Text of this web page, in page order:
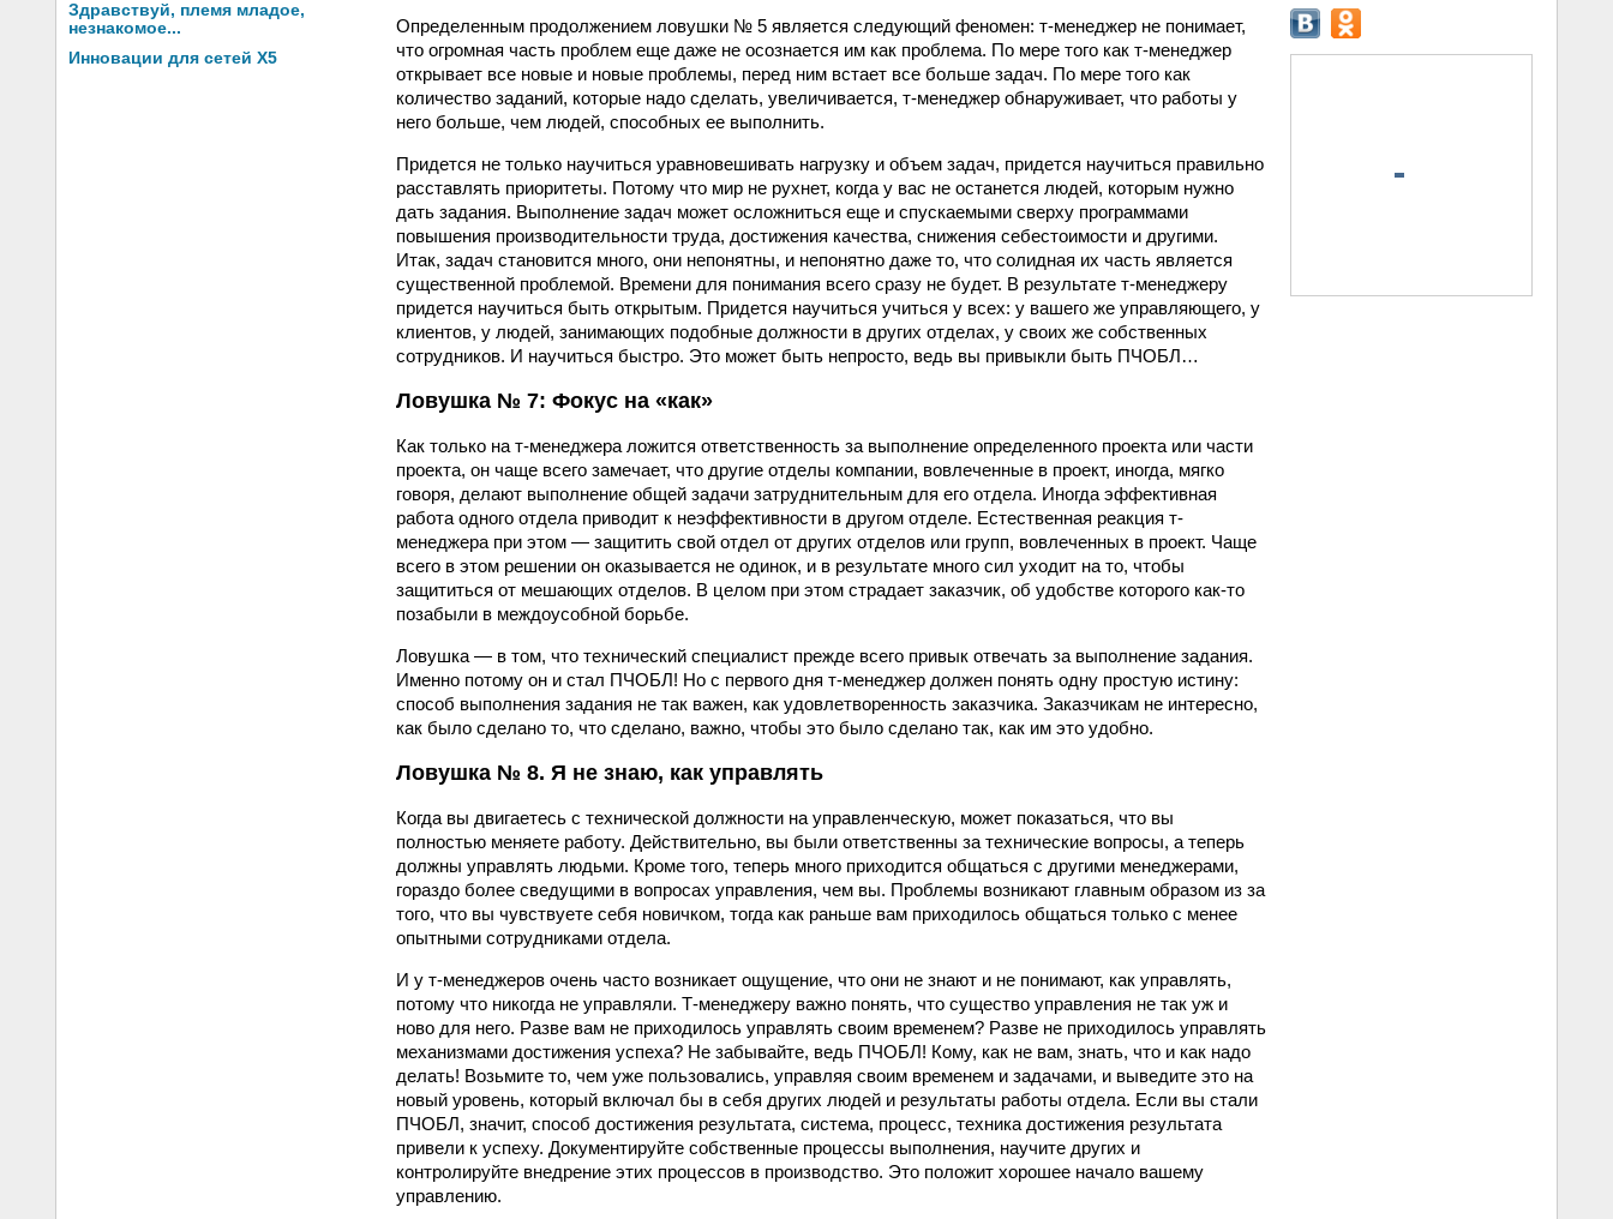
Здравствуй, племя младое,
незнакомое...
Инновации для сетей X5
Определенным продолжением ловушки № 5 является следующий феномен: т-менеджер не понимает,
что огромная часть проблем еще даже не осознается им как проблема. По мере того как т-менеджер
открывает все новые и новые проблемы, перед ним встает все больше задач. По мере того как
количество заданий, которые надо сделать, увеличивается, т-менеджер обнаруживает, что работы у
него больше, чем людей, способных ее выполнить.
Придется не только научиться уравновешивать нагрузку и объем задач, придется научиться правильно
расставлять приоритеты. Потому что мир не рухнет, когда у вас не останется людей, которым нужно
дать задания. Выполнение задач может осложниться еще и спускаемыми сверху программами
повышения производительности труда, достижения качества, снижения себестоимости и другими.
Итак, задач становится много, они непонятны, и непонятно даже то, что солидная их часть является
существенной проблемой. Времени для понимания всего сразу не будет. В результате т-менеджеру
придется научиться быть открытым. Придется научиться учиться у всех: у вашего же управляющего, у
клиентов, у людей, занимающих подобные должности в других отделах, у своих же собственных
сотрудников. И научиться быстро. Это может быть непросто, ведь вы привыкли быть ПЧОБЛ…
Ловушка № 7: Фокус на «как»
Как только на т-менеджера ложится ответственность за выполнение определенного проекта или части
проекта, он чаще всего замечает, что другие отделы компании, вовлеченные в проект, иногда, мягко
говоря, делают выполнение общей задачи затруднительным для его отдела. Иногда эффективная
работа одного отдела приводит к неэффективности в другом отделе. Естественная реакция т-
менеджера при этом — защитить свой отдел от других отделов или групп, вовлеченных в проект. Чаще
всего в этом решении он оказывается не одинок, и в результате много сил уходит на то, чтобы
защититься от мешающих отделов. В целом при этом страдает заказчик, об удобстве которого как-то
позабыли в междоусобной борьбе.
Ловушка — в том, что технический специалист прежде всего привык отвечать за выполнение задания.
Именно потому он и стал ПЧОБЛ! Но с первого дня т-менеджер должен понять одну простую истину:
способ выполнения задания не так важен, как удовлетворенность заказчика. Заказчикам не интересно,
как было сделано то, что сделано, важно, чтобы это было сделано так, как им это удобно.
Ловушка № 8. Я не знаю, как управлять
Когда вы двигаетесь с технической должности на управленческую, может показаться, что вы
полностью меняете работу. Действительно, вы были ответственны за технические вопросы, а теперь
должны управлять людьми. Кроме того, теперь много приходится общаться с другими менеджерами,
гораздо более сведущими в вопросах управления, чем вы. Проблемы возникают главным образом из за
того, что вы чувствуете себя новичком, тогда как раньше вам приходилось общаться только с менее
опытными сотрудниками отдела.
И у т-менеджеров очень часто возникает ощущение, что они не знают и не понимают, как управлять,
потому что никогда не управляли. Т-менеджеру важно понять, что существо управления не так уж и
ново для него. Разве вам не приходилось управлять своим временем? Разве не приходилось управлять
механизмами достижения успеха? Не забывайте, ведь ПЧОБЛ! Кому, как не вам, знать, что и как надо
делать! Возьмите то, чем уже пользовались, управляя своим временем и задачами, и выведите это на
новый уровень, который включал бы в себя других людей и результаты работы отдела. Если вы стали
ПЧОБЛ, значит, способ достижения результата, система, процесс, техника достижения результата
привели к успеху. Документируйте собственные процессы выполнения, научите других и
контролируйте внедрение этих процессов в производство. Это положит хорошее начало вашему
управлению.